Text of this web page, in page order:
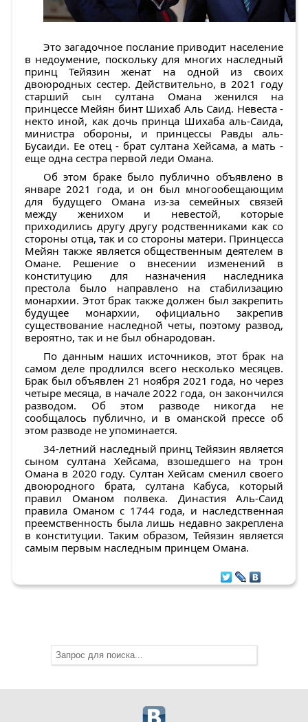
Это загадочное послание приводит население
в недоумение, поскольку для многих наследный
принц Тейязин женат на одной из своих
двоюродных сестер. Действительно, в 2021 году
старший сын султана Омана женился на
принцессе Мейян бинт Шихаб Аль Саид. Невеста -
некто иной, как дочь принца Шихаба аль-Саида,
министра обороны, и принцессы Равды аль-
Бусаиди. Ее отец - брат султана Хейсама, а мать -
еще одна сестра первой леди Омана.
Об этом браке было публично объявлено в
январе 2021 года, и он был многообещающим
для будущего Омана из-за семейных связей
между женихом и невестой, которые
приходились другу другу родственниками как со
стороны отца, так и со стороны матери. Принцесса
Мейян также является общественным деятелем в
Омане. Решение о внесении изменений в
конституцию для назначения наследника
престола было направлено на стабилизацию
монархии. Этот брак также должен был закрепить
будущее монархии, официально закрепив
существование наследной четы, поэтому развод,
вероятно, так и не был обнародован.
По данным наших источников, этот брак на
самом деле продлился всего несколько месяцев.
Брак был объявлен 21 ноября 2021 года, но через
четыре месяца, в начале 2022 года, он закончился
разводом. Об этом разводе никогда не
сообщалось публично, и в оманской прессе об
этом разводе не упоминается.
34-летний наследный принц Тейязин является
сыном султана Хейсама, взошедшего на трон
Омана в 2020 году. Султан Хейсам сменил своего
двоюродного брата, султана Кабуса, который
правил Оманом полвека. Династия Аль-Саид
правила Оманом с 1744 года, и наследственная
преемственность была лишь недавно закреплена
в конституции. Таким образом, Тейязин является
самым первым наследным принцем Омана.